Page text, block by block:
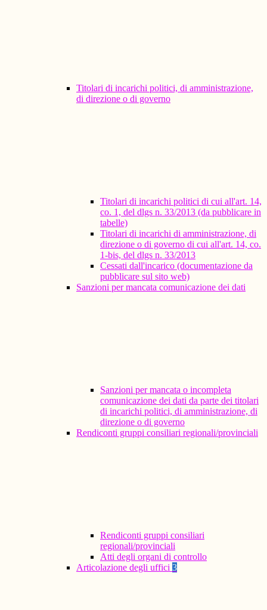
Titolari di incarichi politici, di amministrazione,
di direzione o di governo
Titolari di incarichi politici di cui all'art. 14,
co. 1, del dlgs n. 33/2013 (da pubblicare in
tabelle)
Titolari di incarichi di amministrazione, di
direzione o di governo di cui all'art. 14, co.
1-bis, del dlgs n. 33/2013
Cessati dall'incarico (documentazione da
pubblicare sul sito web)
Sanzioni per mancata comunicazione dei dati
Sanzioni per mancata o incompleta
comunicazione dei dati da parte dei titolari
di incarichi politici, di amministrazione, di
direzione o di governo
Rendiconti gruppi consiliari regionali/provinciali
Rendiconti gruppi consiliari
regionali/provinciali
Atti degli organi di controllo
Articolazione degli uffici 3